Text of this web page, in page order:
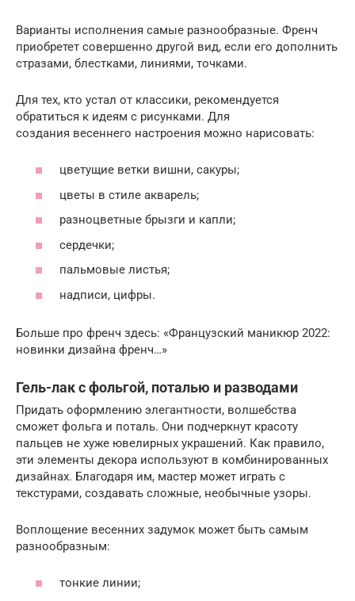
Варианты исполнения самые разнообразные. Френч
приобретет совершенно другой вид, если его дополнить
стразами, блестками, линиями, точками.
Для тех, кто устал от классики, рекомендуется
обратиться к идеям с рисунками. Для
создания весеннего настроения можно нарисовать:
цветущие ветки вишни, сакуры;
цветы в стиле акварель;
разноцветные брызги и капли;
сердечки;
пальмовые листья;
надписи, цифры.
Больше про френч здесь: «Французский маникюр 2022:
новинки дизайна френч…»
Гель-лак с фольгой, поталью и разводами
Придать оформлению элегантности, волшебства
сможет фольга и поталь. Они подчеркнут красоту
пальцев не хуже ювелирных украшений. Как правило,
эти элементы декора используют в комбинированных
дизайнах. Благодаря им, мастер может играть с
текстурами, создавать сложные, необычные узоры.
Воплощение весенних задумок может быть самым
разнообразным:
тонкие линии;